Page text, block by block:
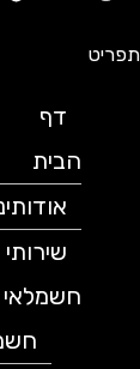
הבית
אודותינו
שירותי
חשמלאי
חשמלאי